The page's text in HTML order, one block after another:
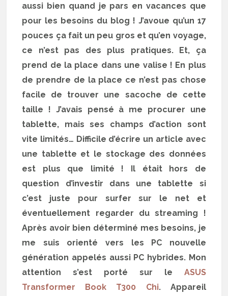
aussi bien quand je pars en vacances que
pour les besoins du blog ! J’avoue qu’un 17
pouces ça fait un peu gros et qu’en voyage,
ce n’est pas des plus pratiques. Et, ça
prend de la place dans une valise ! En plus
de prendre de la place ce n’est pas chose
facile de trouver une sacoche de cette
taille ! J’avais pensé à me procurer une
tablette, mais ses champs d’action sont
vite limités… Difficile d’écrire un article avec
une tablette et le stockage des données
est plus que limité ! Il était hors de
question d’investir dans une tablette si
c’est juste pour surfer sur le net et
éventuellement regarder du streaming !
Après avoir bien déterminé mes besoins, je
me suis orienté vers les PC nouvelle
génération appelés aussi PC hybrides. Mon
attention s’est porté sur le ASUS
Transformer Book T300 Chi. Appareil